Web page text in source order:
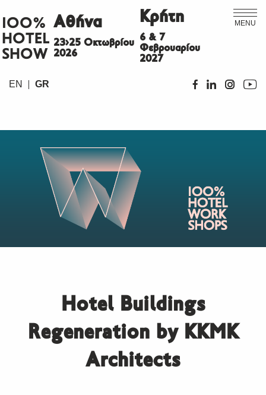
MENU
ΙΟΟ%
HOTEL
SHOW
Αθήνα
23>25 Οκτωβρίου
2026
Κρήτη
6 & 7
Φεβρουαρίου
2027
EN GR
Hotel Buildings
Regeneration by KKMK
Architects